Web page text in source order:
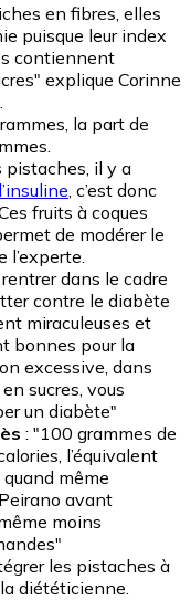
en fibres, elles
puisque leur index
contiennent
explique Corinne
la part de
pistaches, il y a
, c’est donc
fruits à coques
de modérer le
dans le cadre
contre le diabète
miraculeuses et
bonnes pour la
excessive, dans
sucres, vous
un diabète"
: "100 grammes de
l’équivalent
même
avant
moins
les pistaches à
diététicienne.